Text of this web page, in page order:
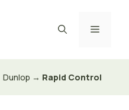
Meny
Dunlop → Rapid Control